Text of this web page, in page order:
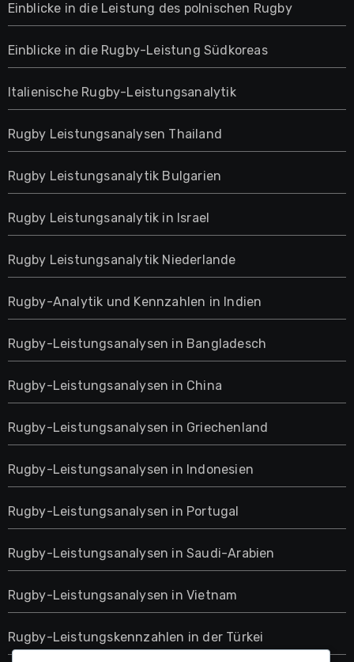
Einblicke in die Leistung des polnischen Rugby
Einblicke in die Rugby-Leistung Südkoreas
Italienische Rugby-Leistungsanalytik
Rugby Leistungsanalysen Thailand
Rugby Leistungsanalytik Bulgarien
Rugby Leistungsanalytik in Israel
Rugby Leistungsanalytik Niederlande
Rugby-Analytik und Kennzahlen in Indien
Rugby-Leistungsanalysen in Bangladesch
Rugby-Leistungsanalysen in China
Rugby-Leistungsanalysen in Griechenland
Rugby-Leistungsanalysen in Indonesien
Rugby-Leistungsanalysen in Portugal
Rugby-Leistungsanalysen in Saudi-Arabien
Rugby-Leistungsanalysen in Vietnam
Rugby-Leistungskennzahlen in der Türkei